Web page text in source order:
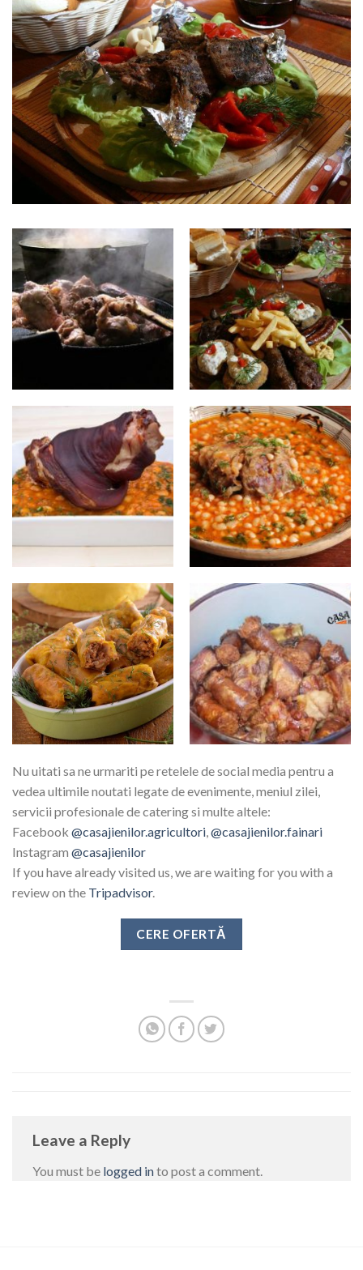
Nu uitati sa ne urmariti pe retelele de social media pentru a
vedea ultimile noutati legate de evenimente, meniul zilei,
servicii profesionale de catering si multe altele:
Facebook @casajienilor.agricultori @casajienilor.fainari
Instagram @casajienilor
If you have already visited us, we are waiting for you with a
review on the Tripadvisor.
CERE OFERTĂ
Leave a Reply
You must be logged into post a comment.